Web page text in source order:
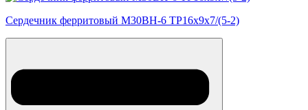
Сердечник ферритовый М30ВН-6 ТР16х9х7/(5-2)